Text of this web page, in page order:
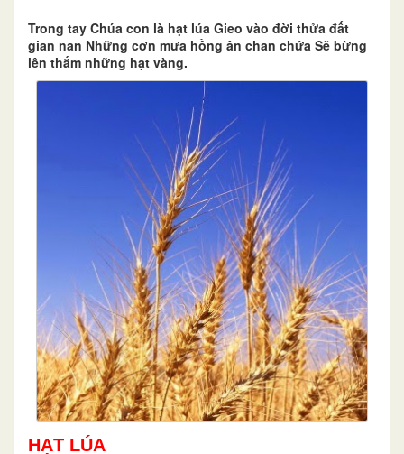
Trong tay Chúa con là hạt lúa Gieo vào đời thửa đất
gian nan Những cơn mưa hồng ân chan chứa Sẽ bừng
lên thắm những hạt vàng.
HẠT LÚA